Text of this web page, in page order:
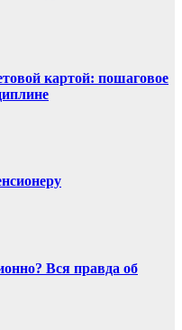
картой: пошаговое
Вся правда об